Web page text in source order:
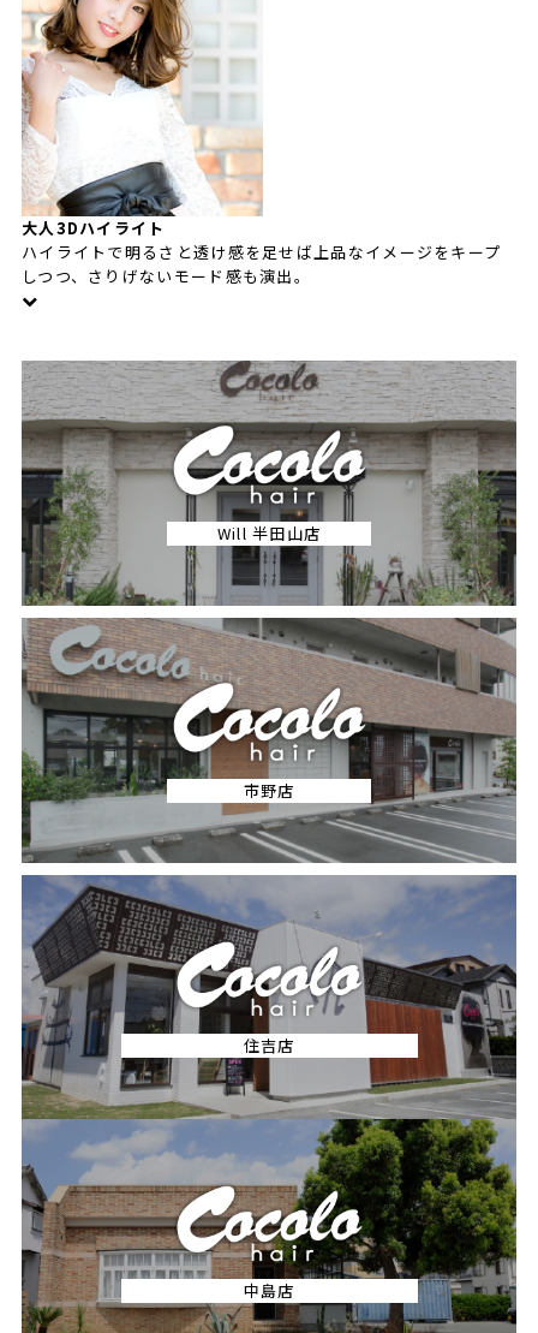
大人3Dハイライト
ハイライトで明るさと透け感を足せば上品なイメージをキープ
しつつ、さりげないモード感も演出。
Will 半田山店
市野店
住吉店
中島店